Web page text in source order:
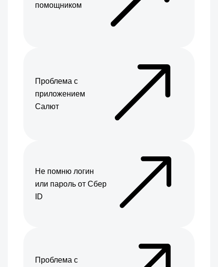
помощником
Проблема с
приложением
Салют
Не помню логин
или пароль от Сбер
ID
Проблема с